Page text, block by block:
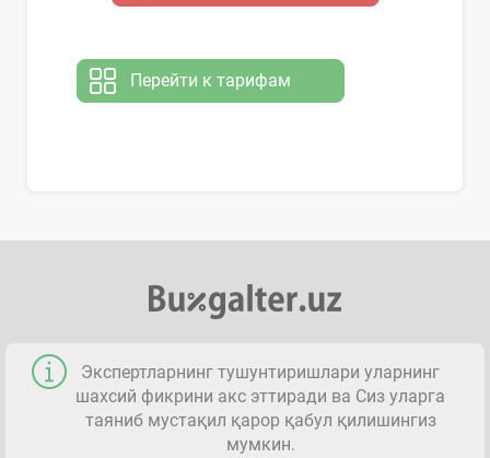
Перейти к тарифам
Экспертларнинг тушунтиришлари уларнинг
шахсий фикрини акс эттиради ва Сиз уларга
таяниб мустақил қарор қабул қилишингиз
мумкин.